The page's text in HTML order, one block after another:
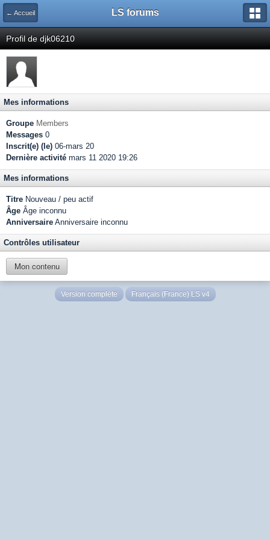
← Accueil LS forums
Profil de djk06210
Mes informations
Groupe Members
Messages 0
Inscrit(e) (le) 06-mars 20
Dernière activité mars 11 2020 19:26
Mes informations
Titre Nouveau / peu actif
Âge Âge inconnu
Anniversaire Anniversaire inconnu
Contrôles utilisateur
Mon contenu
Version complète Français (France) LS v4